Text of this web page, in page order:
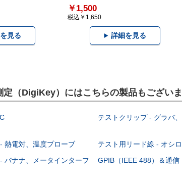
見る
￥1,500
税込￥1,650
詳細を見る
定（DigiKey）にはこちらの製品もございま
テストクリップ - グラバ
熱電対、温度プローブ テスト用リード線 - オシ
バナナ、メータインターフ
GPIB（IEEE 488）＆通信